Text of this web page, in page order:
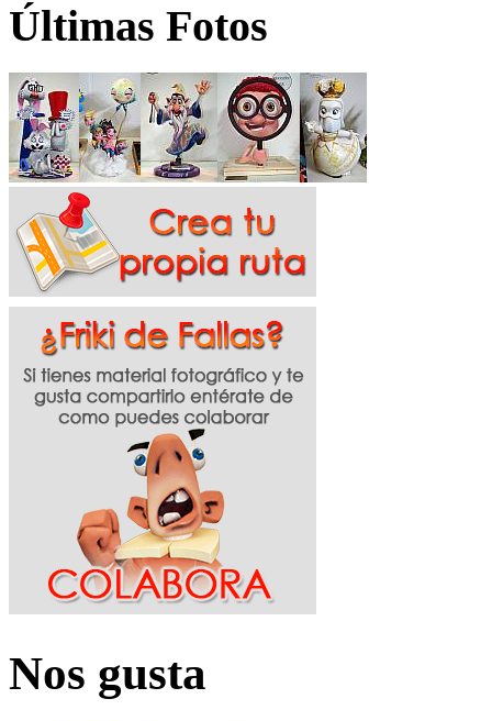
Últimas Fotos
Nos gusta